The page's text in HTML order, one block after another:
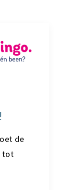
de
tot